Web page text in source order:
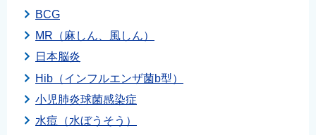
BCG
MR（麻しん、風しん）
日本脳炎
Hib（インフルエンザ菌b型）
小児肺炎球菌感染症
水痘（水ぼうそう）